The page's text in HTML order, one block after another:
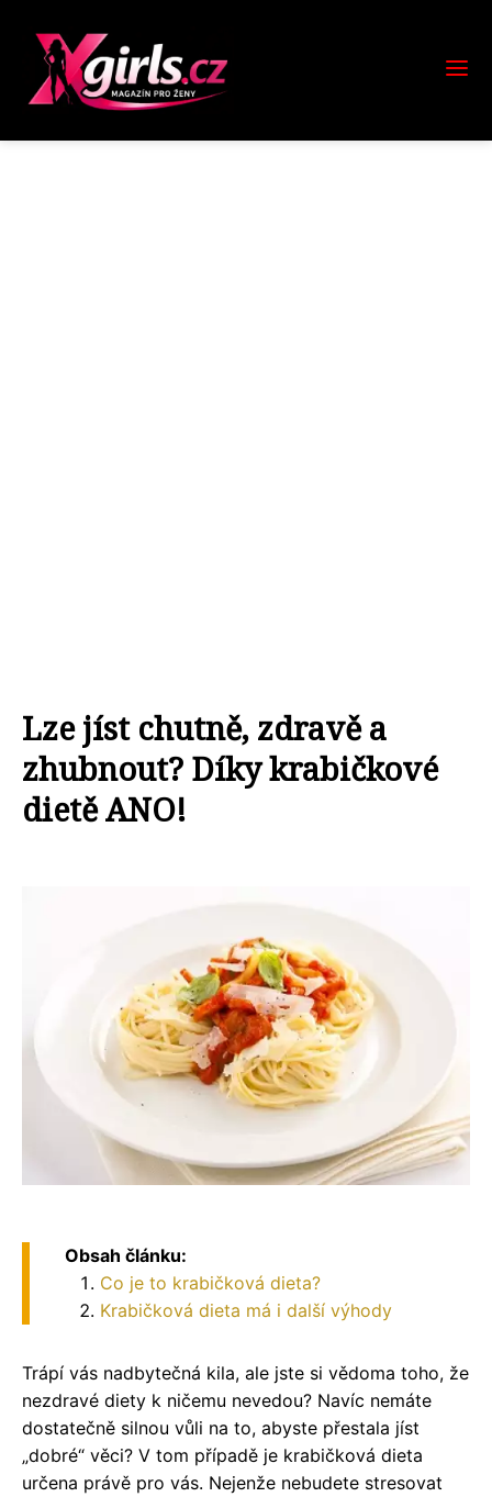
Lze jíst chutně, zdravě a
zhubnout? Díky krabičkové
dietě ANO!
Obsah článku:
Co je to krabičková dieta?
Krabičková dieta má i další výhody
Trápí vás nadbytečná kila, ale jste si vědoma toho, že
nezdravé diety k ničemu nevedou? Navíc nemáte
dostatečně silnou vůli na to, abyste přestala jíst
„dobré“ věci? V tom případě je krabičková dieta
určena právě pro vás. Nejenže nebudete stresovat